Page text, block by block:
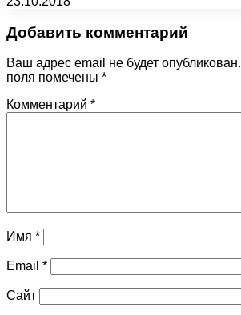
Добавить комментарий
Ваш адрес email не будет опубликован.
поля помечены *
Комментарий *
Имя *
Email *
Сайт